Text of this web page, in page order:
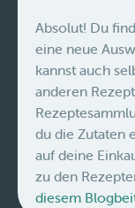
Absolut! Du
eine neue
kannst auch
anderen
du die Zutaten
auf deine
zu den
diesem